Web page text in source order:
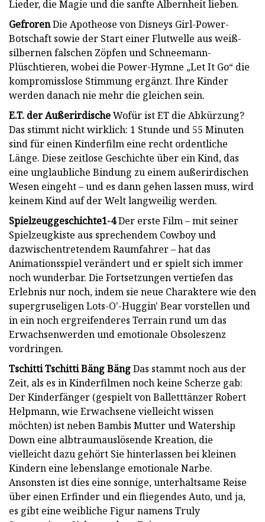
Lieder, die Magie und die sanfte Albernheit lieben.
GefrorenDie Apotheose von Disneys Girl-Power-
Botschaft sowie der Start einer Flutwelle aus weiß-
silbernen falschen Zöpfen und Schneemann-
Plüschtieren, wobei die Power-Hymne „Let It Go“ die
kompromisslose Stimmung ergänzt. Ihre Kinder
werden danach nie mehr die gleichen sein.
E.T. der AußerirdischeWofür ist ET die Abkürzung?
Das stimmt nicht wirklich: 1 Stunde und 55 Minuten
sind für einen Kinderfilm eine recht ordentliche
Länge. Diese zeitlose Geschichte über ein Kind, das
eine unglaubliche Bindung zu einem außerirdischen
Wesen eingeht – und es dann gehen lassen muss, wird
keinem Kind auf der Welt langweilig werden.
Spielzeuggeschichte1-4Der erste Film – mit seiner
Spielzeugkiste aus sprechendem Cowboy und
dazwischentretendem Raumfahrer – hat das
Animationsspiel verändert und er spielt sich immer
noch wunderbar. Die Fortsetzungen vertiefen das
Erlebnis nur noch, indem sie neue Charaktere wie den
supergruseligen Lots-O'-Huggin' Bear vorstellen und
in ein noch ergreifenderes Terrain rund um das
Erwachsenwerden und emotionale Obsoleszenz
vordringen.
Tschitti Tschitti Bäng BängDas stammt noch aus der
Zeit, als es in Kinderfilmen noch keine Scherze gab:
Der Kinderfänger (gespielt von Balletttänzer Robert
Helpmann, wie Erwachsene vielleicht wissen
möchten) ist neben Bambis Mutter und Watership
Down eine albtraumauslösende Kreation, die
vielleicht dazu gehört Sie hinterlassen bei kleinen
Kindern eine lebenslange emotionale Narbe.
Ansonsten ist dies eine sonnige, unterhaltsame Reise
über einen Erfinder und ein fliegendes Auto, und ja,
es gibt eine weibliche Figur namens Truly